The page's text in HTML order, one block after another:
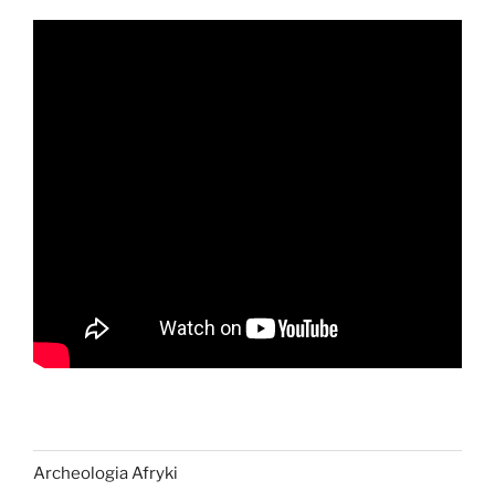
Archeologia Afryki